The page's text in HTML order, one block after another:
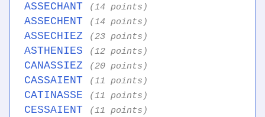
ASSECHANT (14 points)
ASSECHENT (14 points)
ASSECHIEZ (23 points)
ASTHENIES (12 points)
CANASSIEZ (20 points)
CASSAIENT (11 points)
CATINASSE (11 points)
CESSAIENT (11 points)